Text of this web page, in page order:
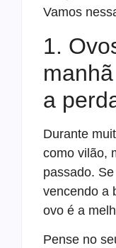
Vamos
1.
a
Durante
como vilão,
passado.
vencendo a
ovo é a
Pense no